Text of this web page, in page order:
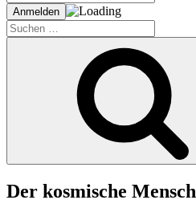
Suche
nach:
Der kosmische Mensch